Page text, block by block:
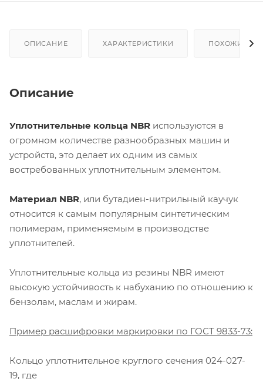
ОПИСАНИЕ ХАРАКТЕРИСТИКИ ПОХОЖИЕ
Описание
Уплотнительные кольца NBR используются в
огромном количестве разнообразных машин и
устройств, это делает их одним из самых
востребованных уплотнительным элементом.
Материал NBR, или бутадиен-нитрильный каучук
относится к самым популярным синтетическим
полимерам, применяемым в производстве
уплотнителей.
Уплотнительные кольца из резины NBR имеют
высокую устойчивость к набуханию по отношению к
бензолам, маслам и жирам.
Пример расшифровки маркировки по ГОСТ 9833-73:
Кольцо уплотнительное круглого сечения 024-027-
19, где